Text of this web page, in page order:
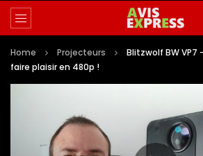
Home Projecteurs
Blitzwolf BW VP7
faire plaisir en 480p !